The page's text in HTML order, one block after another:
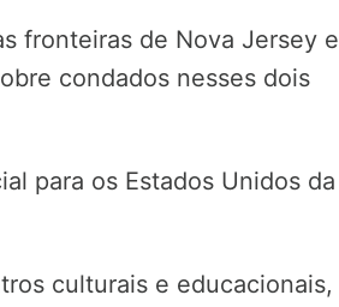
fronteiras de Nova Jersey e
condados nesses dois
para os Estados Unidos da
culturais e educacionais,